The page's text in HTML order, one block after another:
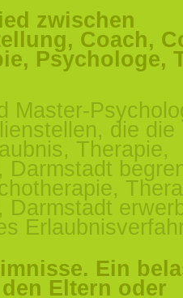
zwischen
Coach,
Psychologe,
Master-
die die
Therapie,
Darmstadt
Darmstadt
Ein
Eltern oder